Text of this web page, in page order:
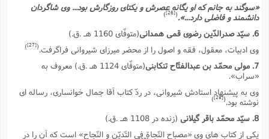
«سوگند به جانم که او یگانه عصرش و یکتاى روزگارش بود... وى شاگردان
دانشمند و فاضلى دارد...». [26]
)
6. سیّد صدرالدّین رضوى قمى همدانى
(متوفّاى 1160 هـ .ق.)
وى ادبیات، معقول، فقه و اصول را از محضر میرزاى شیروانى فراگرفت. [27]
)
7. مولى محمّد بن عبدالفتّاح تنکابنى
(متوفّاى 1124 هـ .ق.) معروف به
«سراب».
وى به پیشنهاد استادش شیروانى، در ردّ کتاب آقا جمال خوانسارى، رساله اى
نوشته بود. [28]
)
8. سیّد محمّد باقر گیلانى
(زنده در 1108 هـ .ق.)
یکى از کتاب هاى وى «مصباح النّجاة فى التّدیّن و النّجاح» است که آن را در